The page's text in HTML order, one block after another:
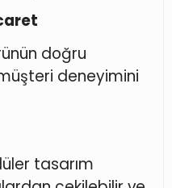
doğru
deneyimini
tasarım